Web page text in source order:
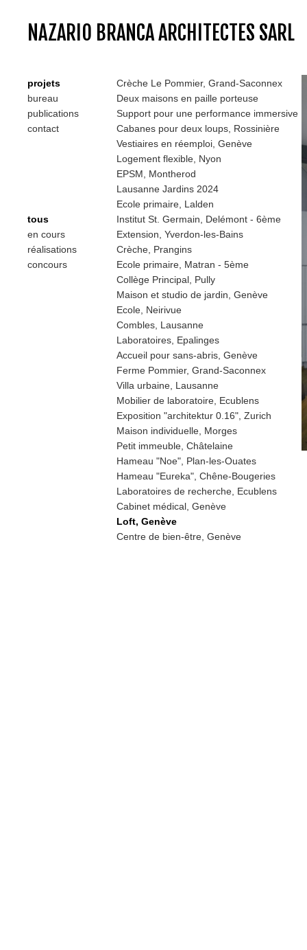
NAZARIO BRANCA ARCHITECTES SARL
projets
bureau
publications
contact
tous
en cours
réalisations
concours
Crèche Le Pommier, Grand-Saconnex
Deux maisons en paille porteuse
Support pour une performance immersive
Cabanes pour deux loups, Rossinière
Vestiaires en réemploi, Genève
Logement flexible, Nyon
EPSM, Montherod
Lausanne Jardins 2024
Ecole primaire, Lalden
Institut St. Germain, Delémont - 6ème
Extension, Yverdon-les-Bains
Crèche, Prangins
Ecole primaire, Matran - 5ème
Collège Principal, Pully
Maison et studio de jardin, Genève
Ecole, Neirivue
Combles, Lausanne
Laboratoires, Epalinges
Accueil pour sans-abris, Genève
Ferme Pommier, Grand-Saconnex
Villa urbaine, Lausanne
Mobilier de laboratoire, Ecublens
Exposition "architektur 0.16", Zurich
Maison individuelle, Morges
Petit immeuble, Châtelaine
Hameau "Noe", Plan-les-Ouates
Hameau "Eureka", Chêne-Bougeries
Laboratoires de recherche, Ecublens
Cabinet médical, Genève
Loft, Genève
Centre de bien-être, Genève